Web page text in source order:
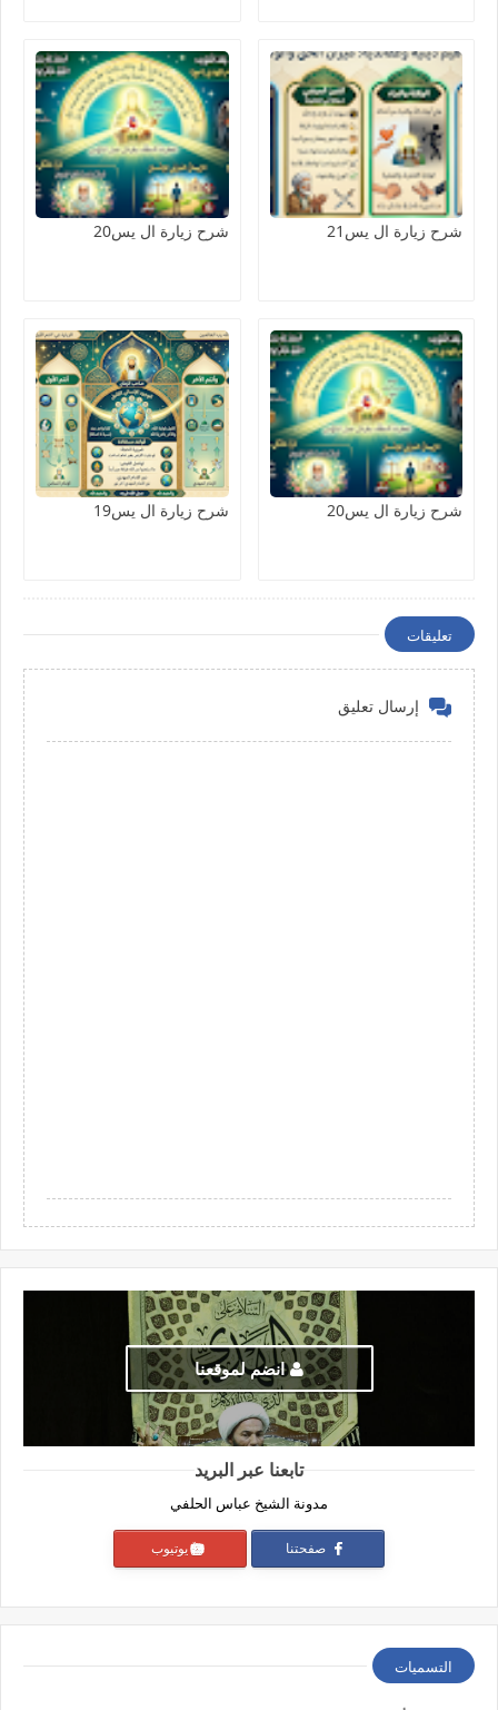
شرح زيارة ال يس21 شرح زيارة ال يس20
شرح زيارة ال يس20 شرح زيارة ال يس19
تعليقات
إرسال تعليق
انضم لموقعنا
تابعنا عبر البريد
مدونة الشيخ عباس الحلفي
صفحتنا يوتيوب
التسميات